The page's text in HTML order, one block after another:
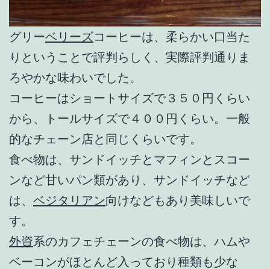
グリーベリーズコーヒーは、柔らかい口当た
りということで評判らしく、実際評判通りま
ろやかな味わいでした。
コーヒーはショートサイズで３５０円くらい
から、トールサイズで４００円くらい。一般
的なチェーン店と同じくらいです。
食べ物は、サンドイッチとマフィンとスコー
ンなど甘いパン類があり、サンドイッチなど
は、 ベジタリアン向けなどもあり美味しいで
す。
外資系のカフェチェーンの食べ物は、ハムや
ベーコンがほとんど入っており種類も少な